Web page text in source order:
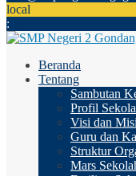
local
:
Beranda
Tentang
Sambutan
Profil
Visi dan
Guru dan
Struktur
Mars